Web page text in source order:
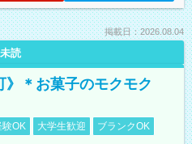
掲載日：2026.08.04
未読
》＊お菓子のモクモク
験OK 大学生歓迎
ブランクOK